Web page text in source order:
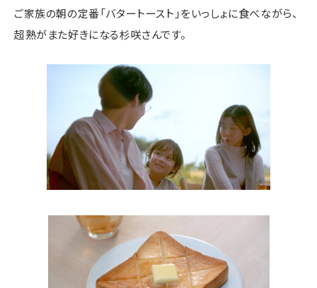
ご家族の朝の定番「バタートースト」をいっしょに食べながら、
超熟がまた好きになる杉咲さんです。